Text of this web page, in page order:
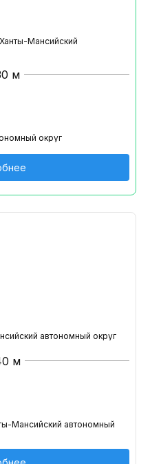
Мансийский
м
округ
автономный округ
м
Мансийский автономный